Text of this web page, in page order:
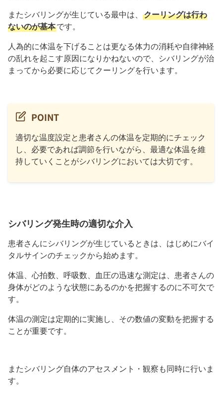
またシバリングが生じている最中は、 クーリングは行わ
ないのが基本です。
人為的に体温を下げることは更なる体力の消耗や自律神経
の乱れを起こす原因になりかねないので、シバリングが治
まってから必要に応じてクーリングを行います。
POINT
適切な温度設定と患者さんの体温を定期的にチェック
し、必要であれば調節を行いながら、最適な体温を維
持していくことがシバリングにおいては大切です。
シバリング発生時の適切な介入
患者さんにシバリングが生じているときは、はじめにバイ
タルサインのチェックから始めます。
体温、心拍数、呼吸数、血圧の迅速な測定は、患者さんの
身体がどのような状態にあるのかを把握するのに不可欠で
す。
体温の測定は定期的に実施し、その数値の変動を把握する
ことが重要です。
またシバリング自体のアセスメント・観察も同時に行いま
す。